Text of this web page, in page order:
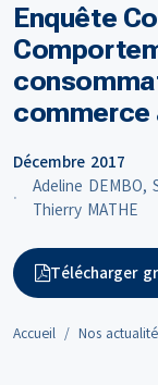
Enquête
commerce
Décembre 2017
Adeline DEMBO,
Thierry MATHE
Télécharger
Accueil Nos